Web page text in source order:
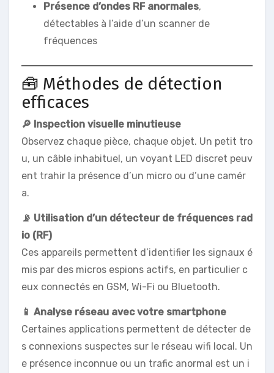
Présence d’ondes RF anormales,
détectables à l’aide d’un scanner de
fréquences
🧰 Méthodes de détection
efficaces
🔎 Inspection visuelle minutieuse
Observez chaque pièce, chaque objet. Un petit tro
u, un câble inhabituel, un voyant LED discret peuv
ent trahir la présence d’un micro ou d’une camér
a.
📡 Utilisation d’un détecteur de fréquences rad
io (RF)
Ces appareils permettent d’identifier les signaux é
mis par des micros espions actifs, en particulier c
eux connectés en GSM, Wi-Fi ou Bluetooth.
📱 Analyse réseau avec votre smartphone
Certaines applications permettent de détecter de
s connexions suspectes sur le réseau wifi local. Un
e présence inconnue ou un trafic anormal est un i